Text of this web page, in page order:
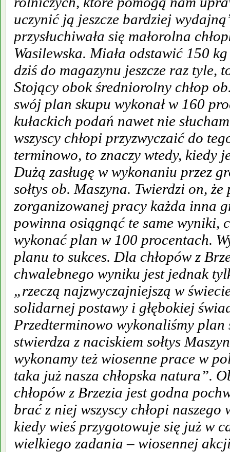
uczynić ją jeszcze bardziej
przysłuchiwała się małorolna
Wasilewska. Miała odstawić 150
dziś do magazynu jeszcze raz tyle,
Stojący obok średniorolny chłop
swój plan skupu wykonał w 160
kułackich podań nawet nie
wszyscy chłopi przyzwyczaić do
terminowo, to znaczy wtedy, kiedy
Dużą zasługę w wykonaniu przez
sołtys ob. Maszyna. Twierdzi on, że
zorganizowanej pracy każda inna
powinna osiągnąć te same wyniki,
wykonać plan w 100 procentach.
planu to sukces. Dla chłopów z
chwalebnego wyniku jest jednak
„rzeczą najzwyczajniejszą w
solidarnej postawy i głębokiej
Przedterminowo wykonaliśmy plan
stwierdza z naciskiem sołtys
wykonamy też wiosenne prace w
taka już nasza chłopska natura”.
chłopów z Brzezia jest godna
brać z niej wszyscy chłopi
kiedy wieś przygotowuje się już w
wielkiego zadania – wiosennej